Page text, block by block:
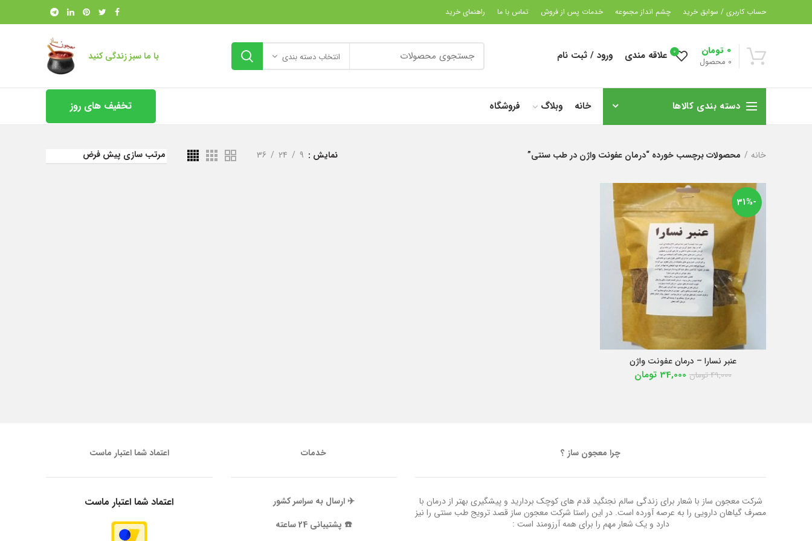
حساب کاربری / سوابق خرید چشم انداز مجموعه خدمات پس از فروش تماس با ما راهنمای خرید
0 محصول
0 تومان 0 علاقه مندی ورود / ثبت نام انتخاب دسته بندی با ما سبز زندگی کنید
دسته بندی کالاها خانه وبلاگ فروشگاه تخفیف های روز
خانه محصولات برچسب خورده “درمان عفونت واژن در طب سنتی” نمایش 9
24
36
-31%
افزودن به سبد خرید
عنبر نسارا – درمان عفونت واژن
49,000تومان 34,000 تومان
چرا معجون ساز ؟
شرکت معجون ساز با شعار برای زندگی سالم نجنگید قدم های کوچک بردارید و پیشگیری بهتر از درمان با
مصرف گیاهان دارویی را به عرصه آورده است. در این راستا شرکت معجون ساز قصد ترویج طب سنتی را نیز
دارد و یک شعار مهم را برای همه آرزومند است :
خدمات
✈️ ارسال به سراسر کشور
☎️ پشتیبانی 24 ساعته
اعتماد شما اعتبار ماست
اعتماد شما اعتبار ماست